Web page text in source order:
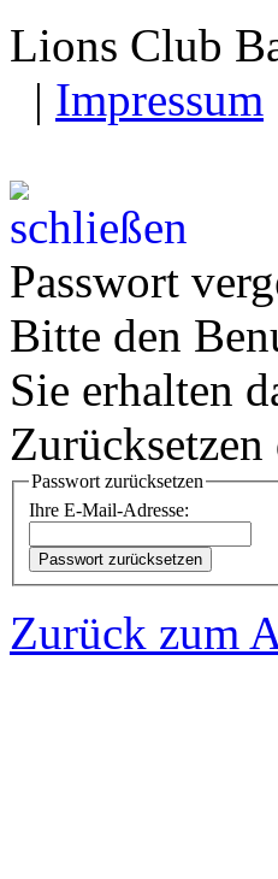
Lions Club
| Impressum
Passwort
Bitte den
Sie erhalten
Zurücksetzen
Passwort zurücksetzen
Ihre E-Mail-Adresse:
Zurück zum